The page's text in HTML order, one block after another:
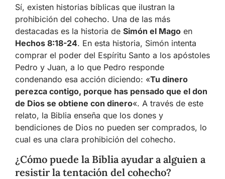
Sí, existen historias bíblicas que ilustran la
prohibición del cohecho. Una de las más
destacadas es la historia de Simón el Mago en
Hechos 8:18-24. En esta historia, Simón intenta
comprar el poder del Espíritu Santo a los apóstoles
Pedro y Juan, a lo que Pedro responde
condenando esa acción diciendo: «Tu dinero
perezca contigo, porque has pensado que el don
de Dios se obtiene con dinero«. A través de este
relato, la Biblia enseña que los dones y
bendiciones de Dios no pueden ser comprados, lo
cual es una clara prohibición del cohecho.
¿Cómo puede la Biblia ayudar a alguien a
resistir la tentación del cohecho?